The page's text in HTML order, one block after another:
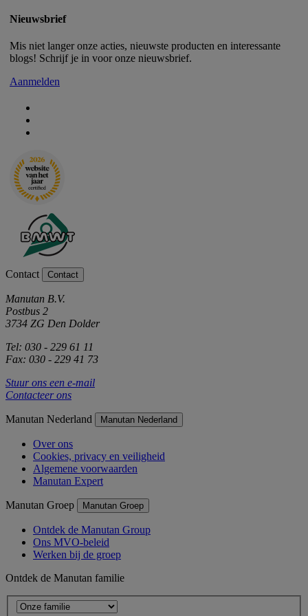
Nieuwsbrief
Mis niet langer onze acties, nieuwste producten en interessante
blogs! Schrijf je in voor onze nieuwsbrief.
Aanmelden
Contact Contact
Manutan B.V.
Postbus 2
3734 ZG Den Dolder
Tel: 030 - 229 61 11
Fax: 030 - 229 41 73
Stuur ons een e-mail
Contacteer ons
Manutan Nederland Manutan Nederland
Over ons
Cookies, privacy en veiligheid
Algemene voorwaarden
Manutan Expert
Manutan Groep Manutan Groep
Ontdek de Manutan Group
Ons MVO-beleid
Werken bij de groep
Ontdek de Manutan familie